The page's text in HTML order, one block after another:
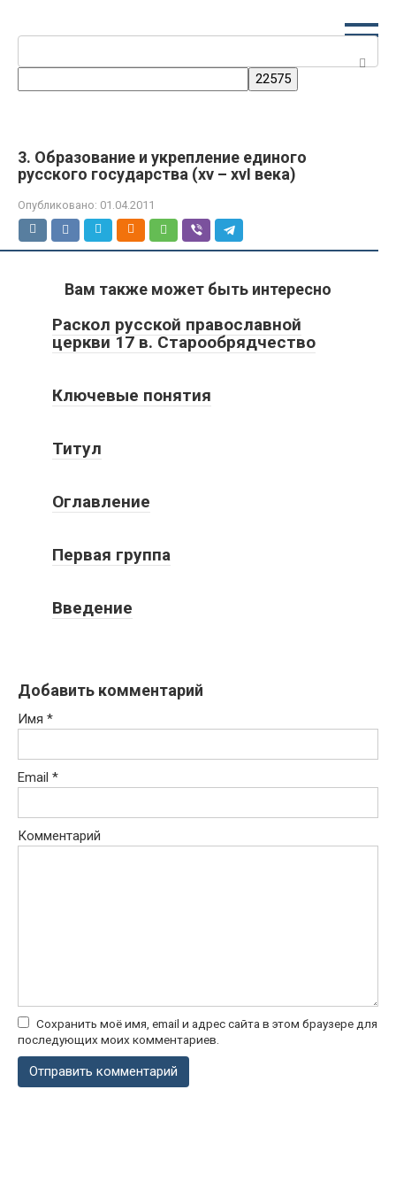
3. Образование и укрепление единого
русского государства (xv – xvI века)
Опубликовано: 01.04.2011
Вам также может быть интересно
Раскол русской православной
церкви 17 в. Старообрядчество
Ключевые понятия
Титул
Оглавление
Первая группа
Введение
Добавить комментарий
Имя *
Email *
Комментарий
Сохранить моё имя, email и адрес сайта в этом браузере для
последующих моих комментариев.